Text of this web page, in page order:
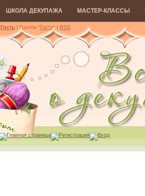
ШКОЛА ДЕКУПАЖА МАСТЕР-КЛАССЫ
Гость | Группа "Гости" | RSS
Главная страница Регистрация Вход